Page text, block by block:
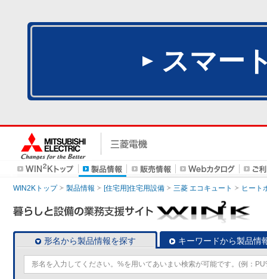
スマー
WIN2Kトップ 製品情報 [住宅用]住宅用設備 三菱 エコキュート ヒート
形名から製品情報を探す キーワードから製品情